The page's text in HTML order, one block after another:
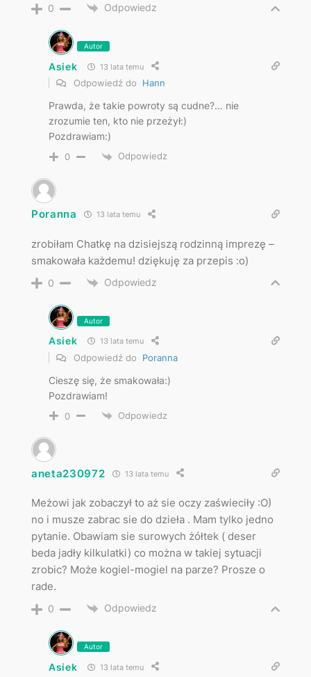
0 Odpowiedz
Autor
Asiek 13 lata temu
Odpowiedź do Hann
Prawda, że takie powroty są cudne?… nie
zrozumie ten, kto nie przeżył:)
Pozdrawiam:)
0 Odpowiedz
Poranna 13 lata temu
zrobiłam Chatkę na dzisiejszą rodzinną imprezę –
smakowała każdemu! dziękuję za przepis :o)
0 Odpowiedz
Autor
Asiek 13 lata temu
Odpowiedź do Poranna
Cieszę się, że smakowała:)
Pozdrawiam!
0 Odpowiedz
aneta230972 13 lata temu
Meżowi jak zobaczył to aż sie oczy zaświeciły :O)
no i musze zabrac sie do dzieła . Mam tylko jedno
pytanie. Obawiam sie surowych żółtek ( deser
beda jadły kilkulatki) co można w takiej sytuacji
zrobic? Może kogiel-mogiel na parze? Prosze o
rade.
0 Odpowiedz
Autor
Asiek 13 lata temu